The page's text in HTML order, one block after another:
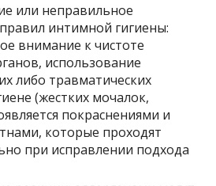
или неправильное
интимной гигиены:
внимание к чистоте
использование
либо травматических
(жестких мочалок,
покраснениями и
которые проходят
при исправлении подхода